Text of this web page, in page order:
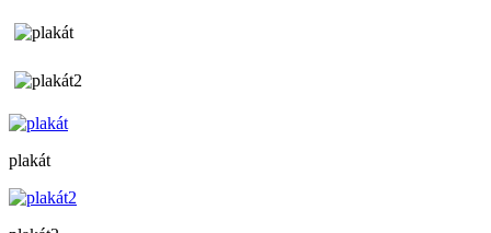
plakát